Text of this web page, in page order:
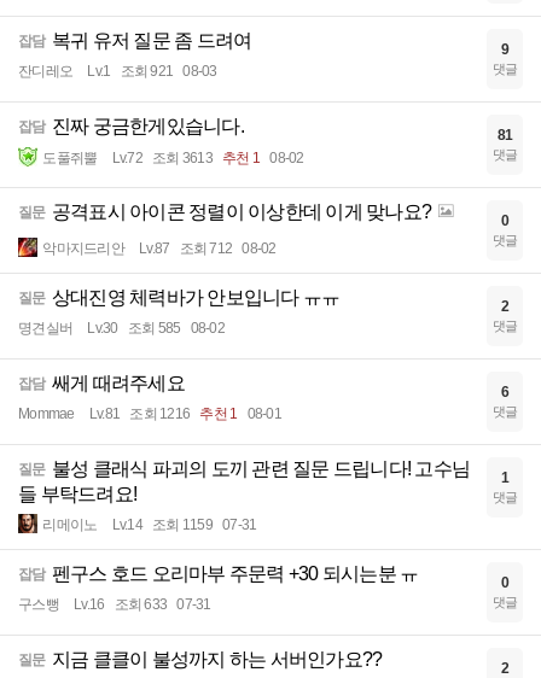
잡담 복귀 유저 질문 좀 드려여
잔디레오 Lv.1 조회 921 08-03
9
댓글
잡담 진짜 궁금한게있습니다.
도풀쥐뿔 Lv.72 조회 3613 추천 1 08-02
81
댓글
질문 공격표시 아이콘 정렬이 이상한데 이게 맞나요?
악마지드리안 Lv.87 조회 712 08-02
0
댓글
질문 상대진영 체력바가 안보입니다 ㅠㅠ
명견실버 Lv.30 조회 585 08-02
2
댓글
잡담 쌔게 때려주세요
Mommae Lv.81 조회 1216 추천 1 08-01
6
댓글
질문 불성 클래식 파괴의 도끼 관련 질문 드립니다! 고수님
들 부탁드려요!
리메이노 Lv.14 조회 1159 07-31
1
댓글
잡담 펜구스 호드 오리마부 주문력 +30 되시는분 ㅠ
구스뻥 Lv.16 조회 633 07-31
0
댓글
질문 지금 클클이 불성까지 하는 서버인가요?? 2